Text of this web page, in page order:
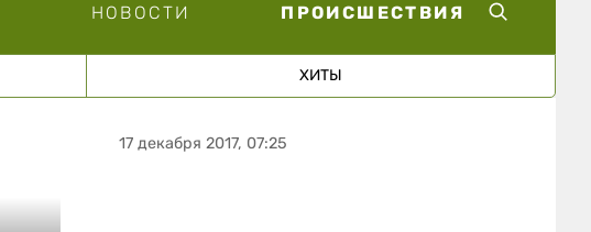
НОВОСТИ ПРОИСШЕСТВИЯ
ХИТЫ
17 декабря 2017, 07:25